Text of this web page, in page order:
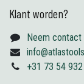
Klant worden?
Neem contact
+31 73 54